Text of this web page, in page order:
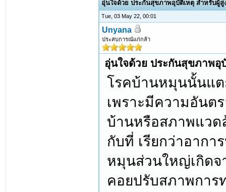
อุ่นใจด้วย ประกันสุขภาพอุบัติเหตุ สำหรับผู้
Tue, 03 May 22, 00:01
Unyana
ประสบการณ์แก่กล้า
อุ่นใจด้วย ประกันสุขภาพอุ
โรคบ้านหมุนนั้นแต
เพราะมีความอันต
บ้านหรือสภาพแวด
กับที่ เรียกว่าอากา
หมุนส่วนใหญ่เกิด
คอยปรับสภาพการ